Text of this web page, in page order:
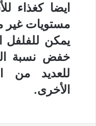
ايضا كغذاء
مستويات غير
يمكن للفلفل
خفض نسبة
للعديد من
الأخرى.